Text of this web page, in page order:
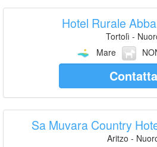
Hotel Rurale
Tortolì -
Mare
Contatta
Sa Muvara Country
Aritzo -